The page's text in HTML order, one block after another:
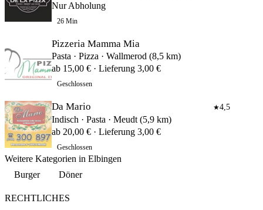
Nur Abholung
26 Min
Pizzeria Mamma Mia
Pasta · Pizza · Wallmerod (8,5 km)
ab 15,00 € · Lieferung 3,00 €
Geschlossen
Da Mario ★4,5
Indisch · Pasta · Meudt (5,9 km)
ab 20,00 € · Lieferung 3,00 €
Geschlossen
Weitere Kategorien in Elbingen
Burger
Döner
RECHTLICHES